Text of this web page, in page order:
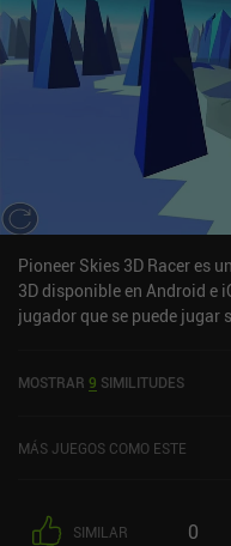
Pioneer Skies 3D Racer es
3D disponible en Android e
jugador que se puede jugar
MOSTRAR 9 SIMILITUDES
MÁS JUEGOS COMO ESTE
SIMILAR 0